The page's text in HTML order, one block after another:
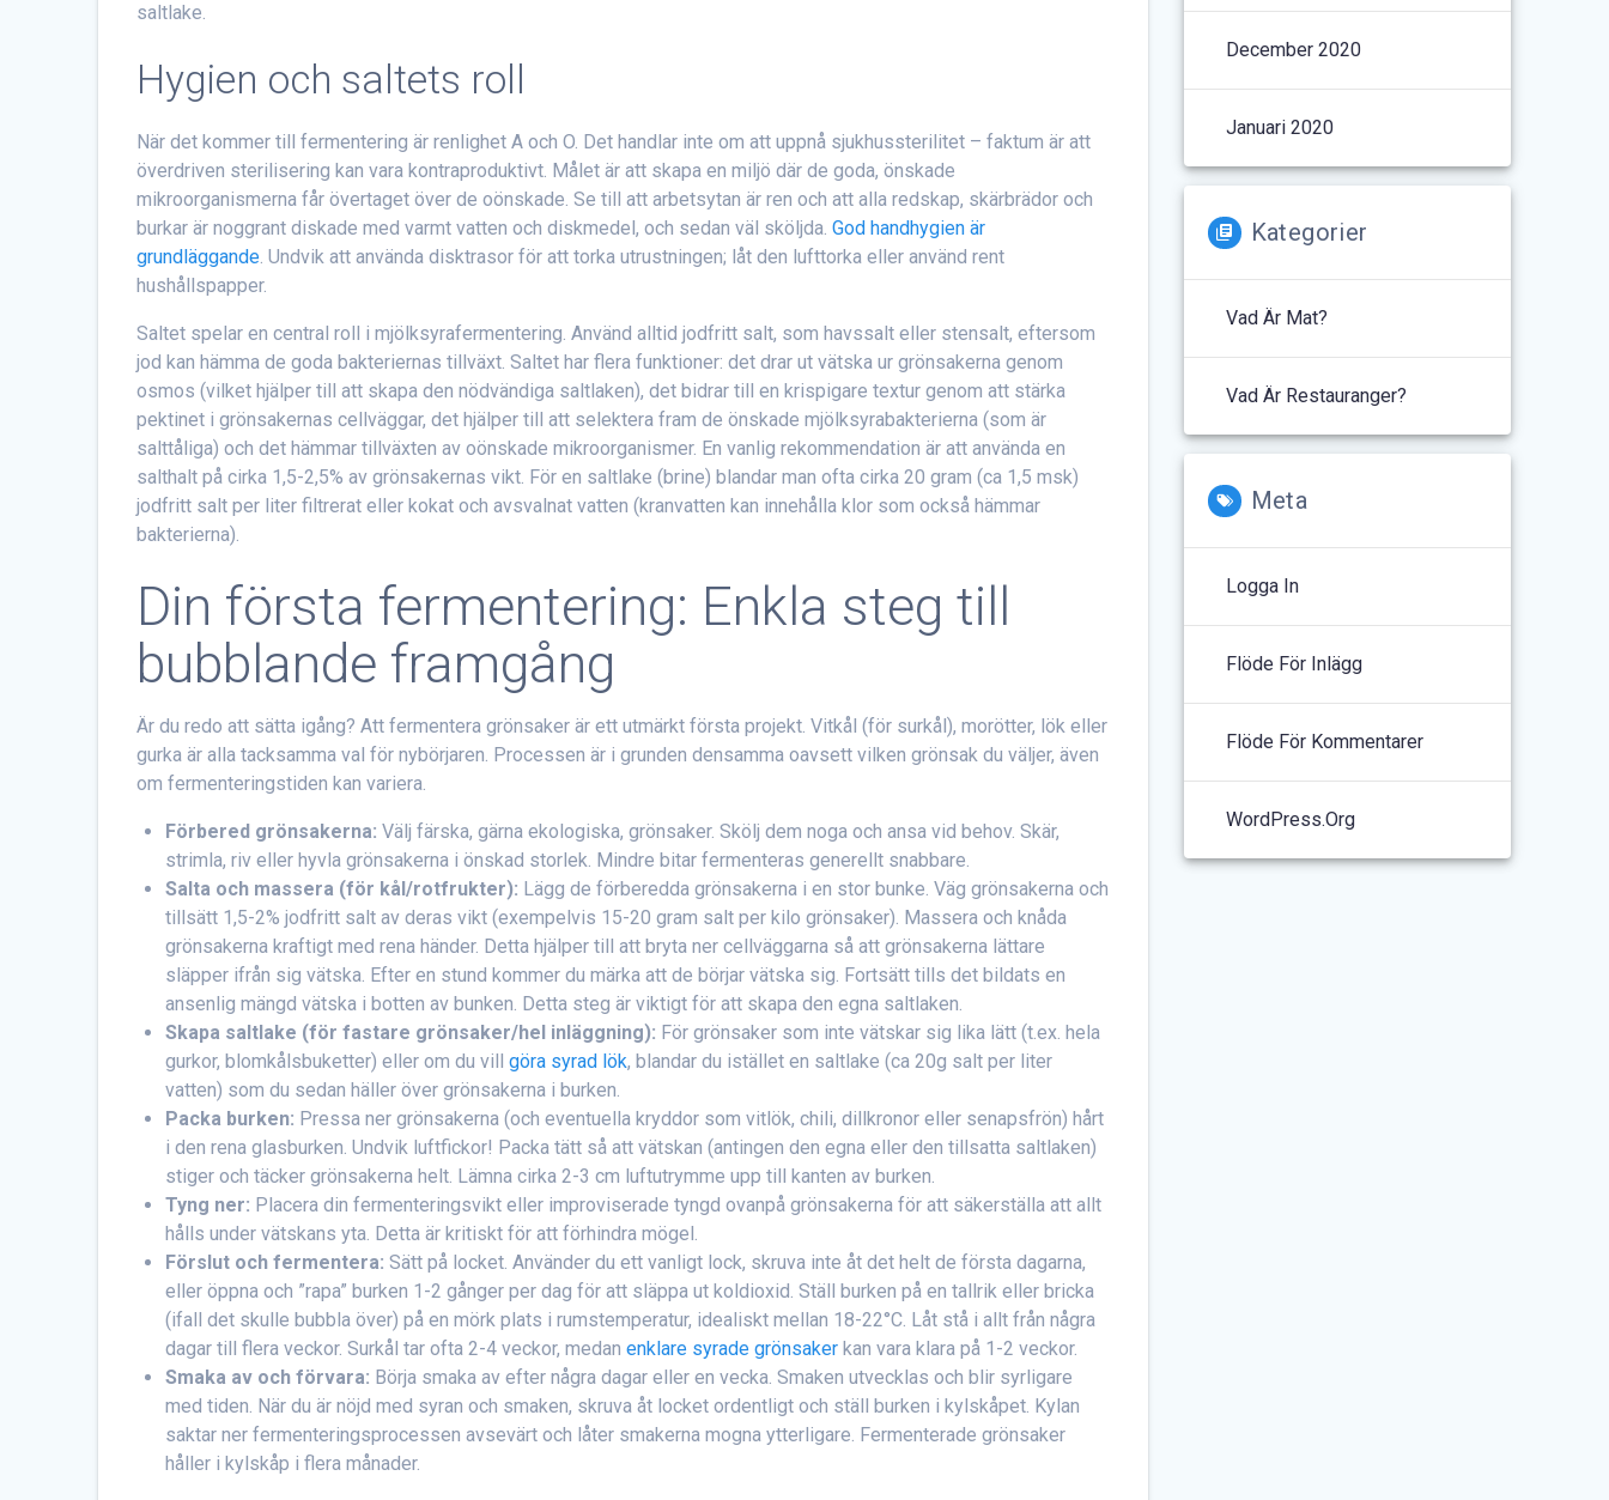
saltlake.
Hygien och saltets roll
När det kommer till fermentering är renlighet A och O. Det handlar inte om att uppnå sjukhussterilitet – faktum är att
överdriven sterilisering kan vara kontraproduktivt. Målet är att skapa en miljö där de goda, önskade
mikroorganismerna får övertaget över de oönskade. Se till att arbetsytan är ren och att alla redskap, skärbrädor och
burkar är noggrant diskade med varmt vatten och diskmedel, och sedan väl sköljda.God handhygien är
grundläggande. Undvik att använda disktrasor för att torka utrustningen; låt den lufttorka eller använd rent
hushållspapper.
Saltet spelar en central roll i mjölksyrafermentering. Använd alltid jodfritt salt, som havssalt eller stensalt, eftersom
jod kan hämma de goda bakteriernas tillväxt. Saltet har flera funktioner: det drar ut vätska ur grönsakerna genom
osmos (vilket hjälper till att skapa den nödvändiga saltlaken), det bidrar till en krispigare textur genom att stärka
pektinet i grönsakernas cellväggar, det hjälper till att selektera fram de önskade mjölksyrabakterierna (som är
salttåliga) och det hämmar tillväxten av oönskade mikroorganismer. En vanlig rekommendation är att använda en
salthalt på cirka 1,5-2,5% av grönsakernas vikt. För en saltlake (brine) blandar man ofta cirka 20 gram (ca 1,5 msk)
jodfritt salt per liter filtrerat eller kokat och avsvalnat vatten (kranvatten kan innehålla klor som också hämmar
bakterierna).
Din första fermentering: Enkla steg till
bubblande framgång
Är du redo att sätta igång? Att fermentera grönsaker är ett utmärkt första projekt. Vitkål (för surkål), morötter, lök eller
gurka är alla tacksamma val för nybörjaren. Processen är i grunden densamma oavsett vilken grönsak du väljer, även
om fermenteringstiden kan variera.
Förbered grönsakerna: Välj färska, gärna ekologiska, grönsaker. Skölj dem noga och ansa vid behov. Skär,
strimla, riv eller hyvla grönsakerna i önskad storlek. Mindre bitar fermenteras generellt snabbare.
Salta och massera (för kål/rotfrukter): Lägg de förberedda grönsakerna i en stor bunke. Väg grönsakerna och
tillsätt 1,5-2% jodfritt salt av deras vikt (exempelvis 15-20 gram salt per kilo grönsaker). Massera och knåda
grönsakerna kraftigt med rena händer. Detta hjälper till att bryta ner cellväggarna så att grönsakerna lättare
släpper ifrån sig vätska. Efter en stund kommer du märka att de börjar vätska sig. Fortsätt tills det bildats en
ansenlig mängd vätska i botten av bunken. Detta steg är viktigt för att skapa den egna saltlaken.
Skapa saltlake (för fastare grönsaker/hel inläggning): För grönsaker som inte vätskar sig lika lätt (t.ex. hela
gurkor, blomkålsbuketter) eller om du villgöra syrad lök, blandar du istället en saltlake (ca 20g salt per liter
vatten) som du sedan häller över grönsakerna i burken.
Packa burken: Pressa ner grönsakerna (och eventuella kryddor som vitlök, chili, dillkronor eller senapsfrön) hårt
i den rena glasburken. Undvik luftfickor! Packa tätt så att vätskan (antingen den egna eller den tillsatta saltlaken)
stiger och täcker grönsakerna helt. Lämna cirka 2-3 cm luftutrymme upp till kanten av burken.
Tyng ner: Placera din fermenteringsvikt eller improviserade tyngd ovanpå grönsakerna för att säkerställa att allt
hålls under vätskans yta. Detta är kritiskt för att förhindra mögel.
Förslut och fermentera: Sätt på locket. Använder du ett vanligt lock, skruva inte åt det helt de första dagarna,
eller öppna och ”rapa” burken 1-2 gånger per dag för att släppa ut koldioxid. Ställ burken på en tallrik eller bricka
(ifall det skulle bubbla över) på en mörk plats i rumstemperatur, idealiskt mellan 18-22°C. Låt stå i allt från några
dagar till flera veckor. Surkål tar ofta 2-4 veckor, medanenklare syrade grönsaker kan vara klara på 1-2 veckor.
Smaka av och förvara: Börja smaka av efter några dagar eller en vecka. Smaken utvecklas och blir syrligare
med tiden. När du är nöjd med syran och smaken, skruva åt locket ordentligt och ställ burken i kylskåpet. Kylan
saktar ner fermenteringsprocessen avsevärt och låter smakerna mogna ytterligare. Fermenterade grönsaker
håller i kylskåp i flera månader.
December 2020
Januari 2020
Kategorier
Vad Är Mat?
Vad Är Restauranger?
Meta
Logga In
Flöde För Inlägg
Flöde För Kommentarer
WordPress.org